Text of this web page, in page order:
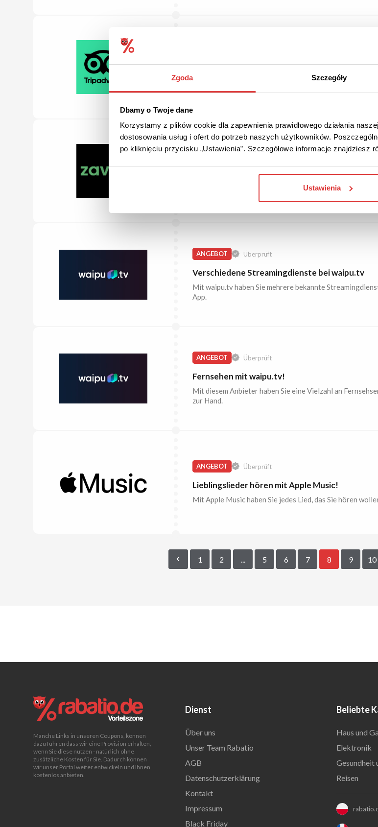
Zgoda Szczegóły
Dbamy o Twoje dane
Korzystamy z plików cookie dla zapewnienia prawidłowego działania
dostosowania usług i ofert do potrzeb naszych użytkowników.
po kliknięciu przycisku „Ustawienia”. Szczegółowe informacje znajdziesz
Ustawienia
Aktivitäten von Tripadvisor!
Hier können Sie verschiedene Aktivitäten in
buchen.
ANGEBOT Überprüft
Neuerscheinungen bei ZAVVI!
Schauen Sie sich an, was es für neue Fanartikel bei ZAVVI
ANGEBOT Überprüft
Verschiedene Streamingdienste bei waipu.tv
Mit waipu.tv haben Sie mehrere bekannte
App.
ANGEBOT Überprüft
Fernsehen mit waipu.tv!
Mit diesem Anbieter haben Sie eine Vielzahl an
zur Hand.
ANGEBOT Überprüft
Lieblingslieder hören mit Apple Music!
Mit Apple Music haben Sie jedes Lied, das Sie hören
1 2 5 6 7 8 9 10
Manche Links in unseren Coupons, können
dazu führen dass wir eine Provision erhalten,
wenn Sie diese nutzen - natürlich ohne
zusätzliche Kosten für Sie. Dadurch können
wir unser Portal weiter entwickeln und Ihnen
kostenlos anbieten.
Dienst
Über uns
Unser Team Rabatio
AGB
Datenschutzerklärung
Kontakt
Impressum
Black Friday
Beliebte
Haus und
Elektronik
Gesundheit
Reisen